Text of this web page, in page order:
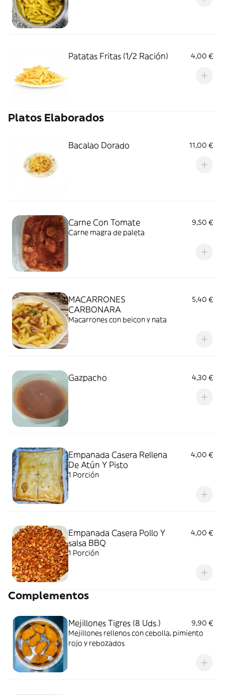
Patatas Fritas (1/2 Ración) 4,00 €
Platos Elaborados
Bacalao Dorado 11,00 €
Carne Con Tomate
9,50 €
Carne magra de paleta
MACARRONES
CARBONARA
5,40 €
Macarrones con beicon y nata
Gazpacho 4,30 €
Empanada Casera Rellena
De Atún Y Pisto
4,00 €
1 Porción
Empanada Casera Pollo Y
salsa BBQ
4,00 €
1 Porción
Complementos
Mejillones Tigres (8 Uds.)
9,90 €
Mejillones rellenos con cebolla, pimiento
rojo y rebozados